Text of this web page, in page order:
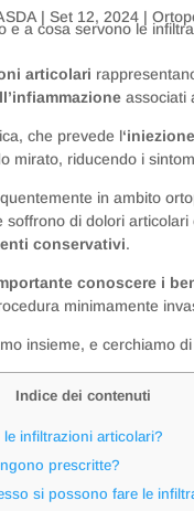
| Set 12, 2024 |
articolari
associati
che prevede l
mirato, riducendo i
in ambito
soffrono di dolori
conservativi.
conoscere i
minimamente
insieme, e cerchiamo
Indice dei contenuti
infiltrazioni articolari?
prescritte?
si possono fare le